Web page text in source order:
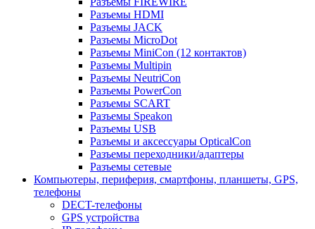
Разъемы HDMI
Разъемы JACK
Разъемы MicroDot
Разъемы MiniCon (12 контактов)
Разъемы Multipin
Разъемы NeutriCon
Разъемы PowerCon
Разъемы SCART
Разъемы Speakon
Разъемы USB
Разъемы и аксессуары OpticalCon
Разъемы переходники/адаптеры
Разъемы сетевые
Компьютеры, периферия, смартфоны, планшеты, GPS,
телефоны
DECT-телефоны
GPS устройства